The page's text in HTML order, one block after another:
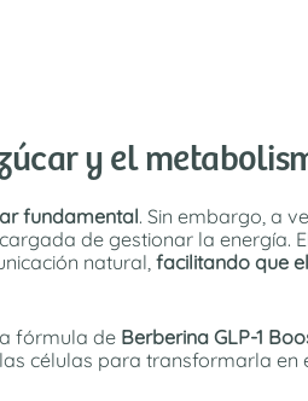
y el
fundamental. Sin embargo, a
de gestionar la energía.
natural, facilitando que
fórmula de Berberina GLP-1
células para transformarla en